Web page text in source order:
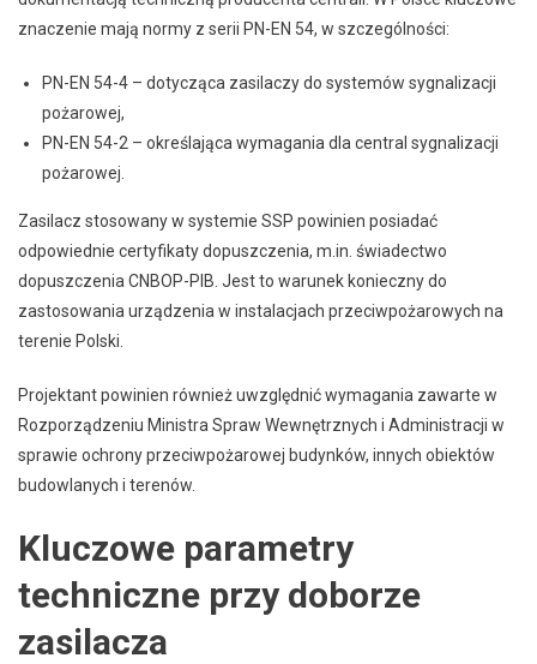
znaczenie mają normy z serii PN-EN 54, w szczególności:
PN-EN 54-4 – dotycząca zasilaczy do systemów sygnalizacji
pożarowej,
PN-EN 54-2 – określająca wymagania dla central sygnalizacji
pożarowej.
Zasilacz stosowany w systemie SSP powinien posiadać
odpowiednie certyfikaty dopuszczenia, m.in. świadectwo
dopuszczenia CNBOP-PIB. Jest to warunek konieczny do
zastosowania urządzenia w instalacjach przeciwpożarowych na
terenie Polski.
Projektant powinien również uwzględnić wymagania zawarte w
Rozporządzeniu Ministra Spraw Wewnętrznych i Administracji w
sprawie ochrony przeciwpożarowej budynków, innych obiektów
budowlanych i terenów.
Kluczowe parametry
techniczne przy doborze
zasilacza